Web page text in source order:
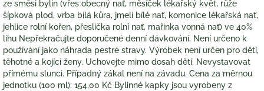
ze směsi bylin (vřes obecný nať, měsíček lékařský květ, růže
šípková plod, vrba bílá kůra, jmelí bílé nať, komonice lékařská nať,
jehlice rolní kořen, přeslička rolní nať, mařinka vonná nať) ve 40%
lihu Nepřekračujte doporučené denní dávkování. Není určeno k
používání jako náhrada pestré stravy. Výrobek není určen pro děti,
těhotné a kojící ženy. Uchovejte mimo dosah dětí. Nevystavovat
přímému slunci. Případný zákal není na závadu. Cena za měrnou
jednotku (100 ml): 154,00 Kč Bylinné kapky jsou vyrobeny z